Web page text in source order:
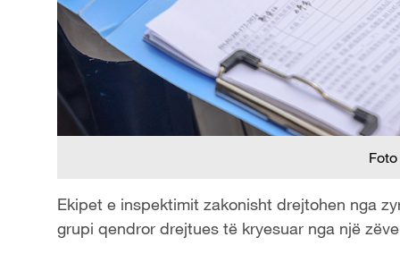
Ekipet e inspektimit zakonisht drejtohen nga
grupi qendror drejtues të kryesuar nga një